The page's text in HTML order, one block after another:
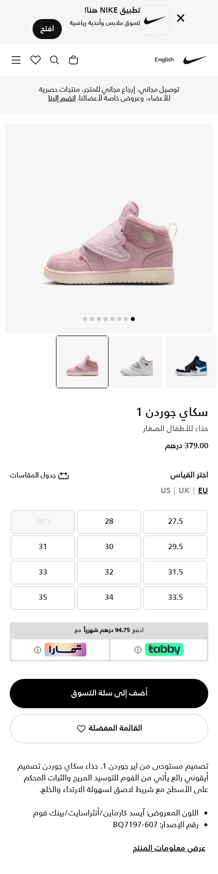
× تطبيق NIKE هنا!
تسوق ملابس وأحذية رياضية افتح
English
توصيل مجاني، إرجاع مجاني للمتجر، منتجات حصرية
للأعضاء، وعروض خاصة لأعضائنا.انضم إلينا
أبيض أبيض selected
أحمر
سكاي جوردن 1
حذاء للأطفال الصغار
379.00 درهم
اختر القياس جدول المقاسات
EU
UK
US
27.5
27.5
28
28
28.5
28.5
29.5
29.5
30
30
31
31
31.5
31.5
32
32
33
33
33.5
33.5
34
34
35
35
ادفع 94.75 درهم شهرياً مع
الكمية
1
أضف إلى سلة التسوق
القائمة المفضلة
تصميم مستوحى من اير جوردن 1. حذاء سكاي جوردن تصميم
أيقوني رائع يأتي من الفوم للتوسيد المريح والثبات المحكم
على الأسطح مع شريط لاصق لسهولة الارتداء والخلع.
اللون المعروض: آيسد كارماين/أنثراسايت/بينك فوم
رقم الإصدار: BQ7197-607
عرض معلومات المنتج